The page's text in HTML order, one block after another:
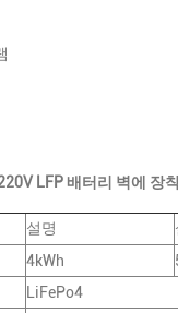
LFP 배터리 벽에 장
설명
4kWh
LiFePo4